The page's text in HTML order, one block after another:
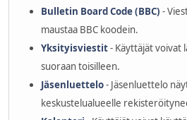
Bulletin Board Code (BBC) -
maustaa BBC koodein.
Yksityisviestit- Käyttäjät voivat
suoraan toisilleen.
Jäsenluettelo- Jäsenluettelo
keskustelualueelle